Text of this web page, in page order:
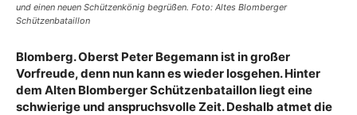
und einen neuen Schützenkönig begrüßen. Foto: Altes Blomberger
Schützenbataillon
Blomberg. Oberst Peter Begemann ist in großer
Vorfreude, denn nun kann es wieder losgehen. Hinter
dem Alten Blomberger Schützenbataillon liegt eine
schwierige und anspruchsvolle Zeit. Deshalb atmet die